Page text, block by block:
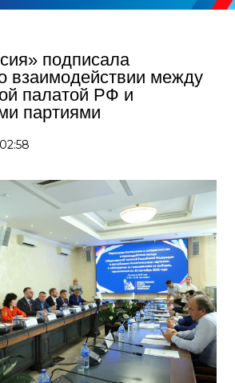
подписала
взаимодействии между
палатой РФ и
партиями
02:58